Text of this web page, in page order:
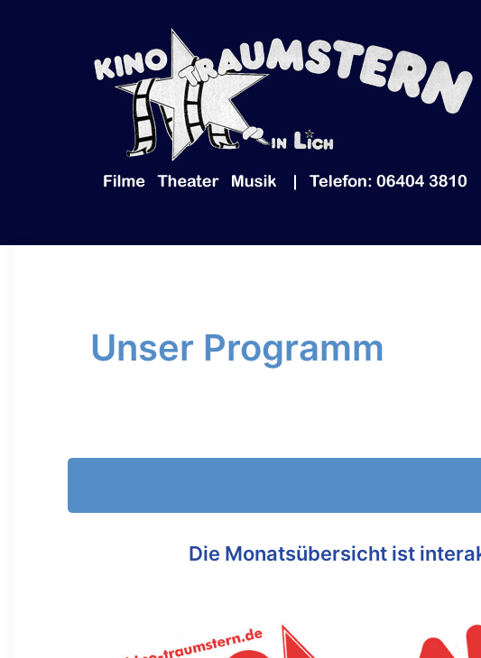
Unser Programm
Die Monatsübersicht ist